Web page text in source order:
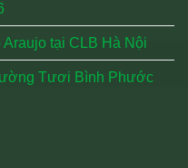
tại CLB Hà Nội
Tươi Bình Phước